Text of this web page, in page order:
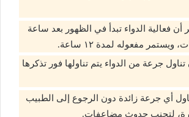
أن فعالية الدواء تبدأ في الظهور بعد ساعة
ويستمر مفعوله لمدة ١٢ ساعة.
تناول جرعة من الدواء يتم تناولها فور تذكرها
أي جرعة زائدة دون الرجوع إلى الطبيب
لتجنب حدوث مضاعفات.